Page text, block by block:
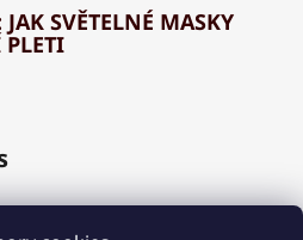
SVĚTELNÉ MASKY
PLETI